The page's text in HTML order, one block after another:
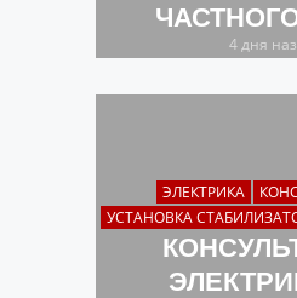
4 дня
ЭЛЕКТРИКА
УСТАНОВКА